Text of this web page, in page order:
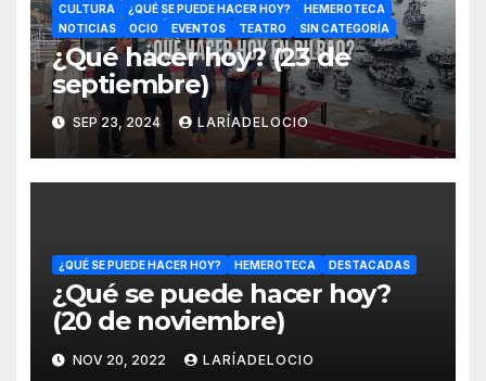
CULTURA ¿QUÉ SE PUEDE HACER HOY?
HEMEROTECA
NOTICIAS
OCIO EVENTOS TEATRO SIN CATEGORÍA
¿Qué hacer hoy? (23 de
septiembre)
SEP 23, 2024 LARÍADELOCIO
¿QUÉ SE PUEDE HACER HOY? HEMEROTECA DESTACADAS
¿Qué se puede hacer hoy?
(20 de noviembre)
NOV 20, 2022 LARÍADELOCIO